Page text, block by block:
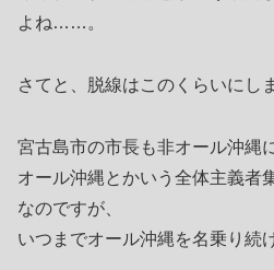
よね……。
さてと、脱線はこのくらいにし
宮古島市の市長も非オール沖縄
オール沖縄とかいう全体主義者
なのですが、
いつまでオール沖縄を名乗り続